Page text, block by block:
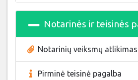
Notarinės ir teisinės
Notarinių veiksmų
Pirminė teisinė pagalba